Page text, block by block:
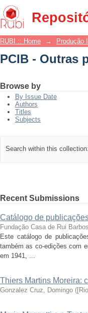
PCIB - Outras
RUBI :: Home → Produção
PCIB - Outras
Browse by
By Issue Date
Authors
Titles
Subjects
Search within this collection:
Recent Submissions
Catálogo de
Fundação Casa de Rui
Este catálogo de
também as co-edições com
em 1941, ...
Thiers Martins Moreira:
Gonzalez Cruz, Domingo (